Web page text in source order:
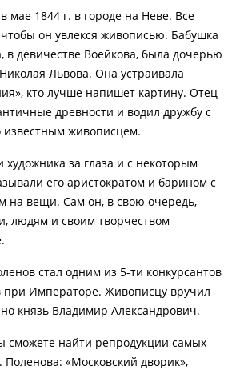
мае 1844 г. в городе на Неве. Все
чтобы он увлекся живописью. Бабушка
в девичестве Воейкова, была дочерью
Львова. Она устраивала
кто лучше напишет картину. Отец
древности и водил дружбу с
живописцем.
за глаза и с некоторым
его аристократом и барином с
на вещи. Сам он, в свою очередь,
людям и своим творчеством
стал одним из 5-ти конкурсантов
при Императоре. Живописцу вручил
князь Владимир Александрович.
сможете найти репродукции самых
Поленова: «Московский дворик»,